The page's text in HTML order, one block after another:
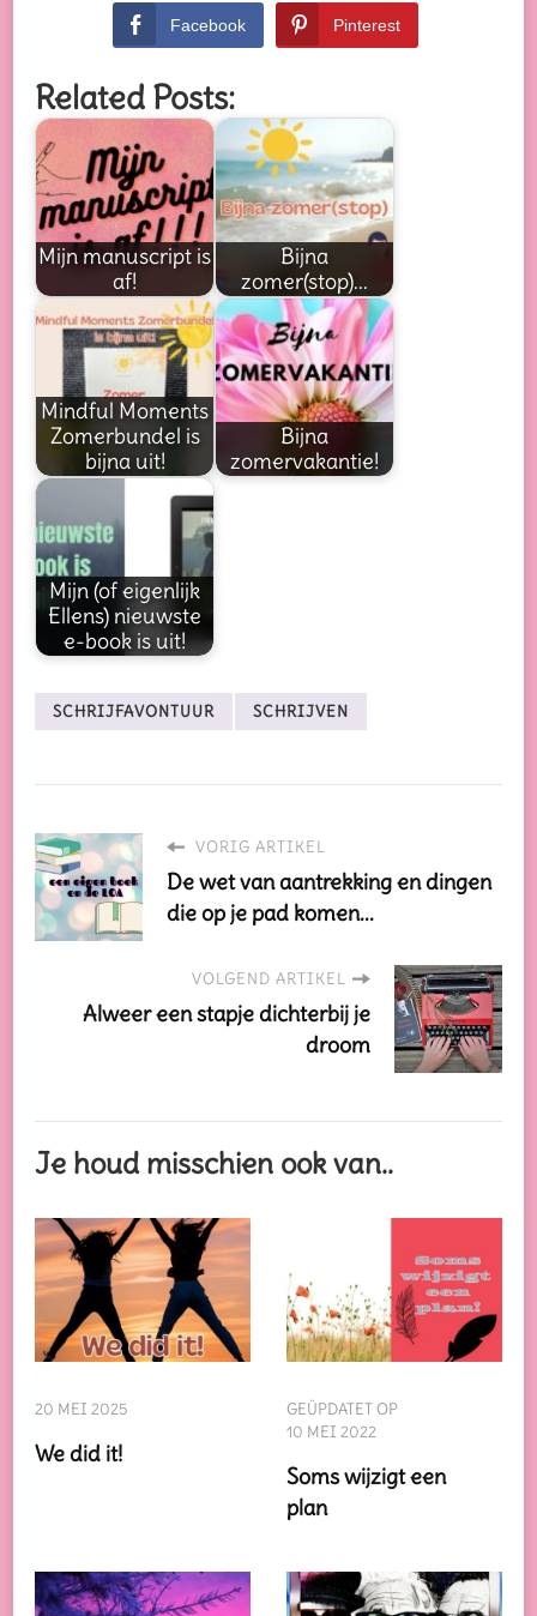
Facebook Pinterest
Related Posts:
Mijn manuscript is
af!
Bijna
zomer(stop)...
Mindful Moments
Zomerbundel is
bijna uit!
Bijna
zomervakantie!
Mijn (of eigenlijk
Ellens) nieuwste
e-book is uit!
SCHRIJFAVONTUUR SCHRIJVEN
VORIG ARTIKEL
De wet van aantrekking en dingen
die op je pad komen...
VOLGEND ARTIKEL
Alweer een stapje dichterbij je
droom
Je houd misschien ook van..
20 MEI 2025
We did it!
GEÜPDATET OP
10 MEI 2022
Soms wijzigt een
plan